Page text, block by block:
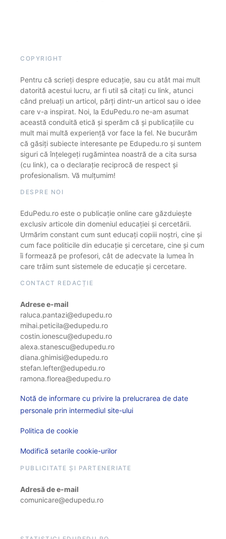
COPYRIGHT
Pentru că scrieți despre educație, sau cu atât mai mult
datorită acestui lucru, ar fi util să citați cu link, atunci
când preluați un articol, părți dintr-un articol sau o idee
care v-a inspirat. Noi, la EduPedu.ro ne-am asumat
această conduită etică și sperăm că și publicațiile cu
mult mai multă experiență vor face la fel. Ne bucurăm
că găsiți subiecte interesante pe Edupedu.ro și suntem
siguri că înțelegeți rugămintea noastră de a cita sursa
(cu link), ca o declarație reciprocă de respect și
profesionalism. Vă mulțumim!
DESPRE NOI
EduPedu.ro este o publicație online care găzduiește
exclusiv articole din domeniul educației și cercetării.
Urmărim constant cum sunt educați copiii noștri, cine și
cum face politicile din educație și cercetare, cine și cum
îi formează pe profesori, cât de adecvate la lumea în
care trăim sunt sistemele de educație și cercetare.
CONTACT REDACȚIE
Adrese e-mail
raluca.pantazi@edupedu.ro
mihai.peticila@edupedu.ro
costin.ionescu@edupedu.ro
alexa.stanescu@edupedu.ro
diana.ghimisi@edupedu.ro
stefan.lefter@edupedu.ro
ramona.florea@edupedu.ro
Notă de informare cu privire la prelucrarea de date
personale prin intermediul site-ului
Politica de cookie
Modifică setarile cookie-urilor
PUBLICITATE ȘI PARTENERIATE
Adresă de e-mail
comunicare@edupedu.ro